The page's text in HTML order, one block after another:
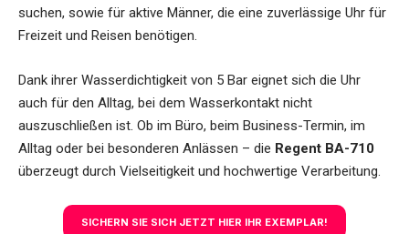
suchen, sowie für aktive Männer, die eine zuverlässige Uhr für
Freizeit und Reisen benötigen.
Dank ihrer Wasserdichtigkeit von 5 Bar eignet sich die Uhr
auch für den Alltag, bei dem Wasserkontakt nicht
auszuschließen ist. Ob im Büro, beim Business-Termin, im
Alltag oder bei besonderen Anlässen – die Regent BA-710
überzeugt durch Vielseitigkeit und hochwertige Verarbeitung.
SICHERN SIE SICH JETZT HIER IHR EXEMPLAR!